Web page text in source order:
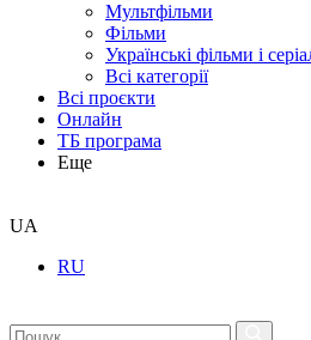
Мультфільми
Фільми
Українські фільми і
Всі категорії
Всі проєкти
Онлайн
ТБ програма
Еще
UA
RU